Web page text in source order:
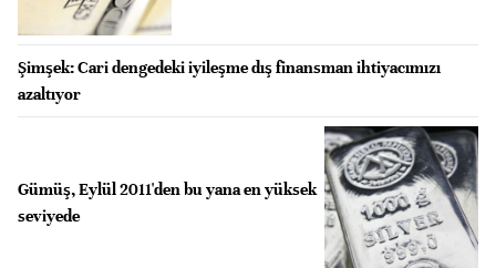
Şimşek: Cari dengedeki iyileşme dış finansman ihtiyacımızı
azaltıyor
Gümüş, Eylül 2011'den bu yana en yüksek
seviyede